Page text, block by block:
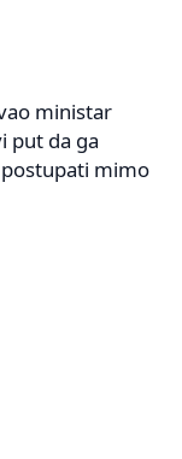
ministar
put da ga
postupati mimo